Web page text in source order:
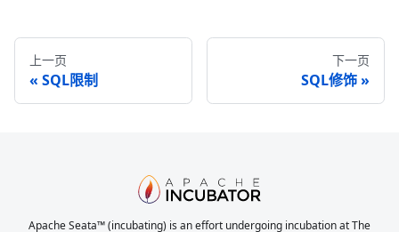
上一页
SQL限制
下一页
SQL修饰
Apache Seata™ (incubating) is an effort undergoing incubation at The